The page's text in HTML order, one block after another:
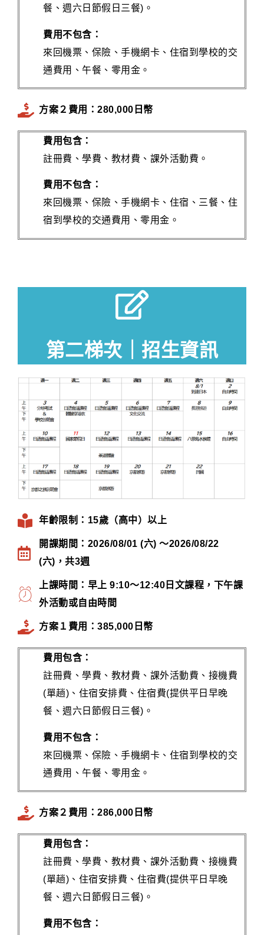
餐、週六日節假日三餐)。
費用不包含：
來回機票、保險、手機網卡、住宿到學校的交
通費用、午餐、零用金。
方案２費用：280,000日幣
費用包含：
註冊費、學費、教材費、課外活動費。
費用不包含：
來回機票、保險、手機網卡、住宿、三餐、住
宿到學校的交通費用、零用金。
第二梯次｜招生資訊
年齡限制：15歲（高中）以上
開課期間：2026/08/01 (六) ～2026/08/22
(六)，共3週
上課時間：早上 9:10～12:40日文課程，下午課
外活動或自由時間
方案１費用：385,000日幣
費用包含：
註冊費、學費、教材費、課外活動費、接機費
(單趟)、住宿安排費、住宿費(提供平日早晚
餐、週六日節假日三餐)。
費用不包含：
來回機票、保險、手機網卡、住宿到學校的交
通費用、午餐、零用金。
方案２費用：286,000日幣
費用包含：
註冊費、學費、教材費、課外活動費、接機費
(單趟)、住宿安排費、住宿費(提供平日早晚
餐、週六日節假日三餐)。
費用不包含：